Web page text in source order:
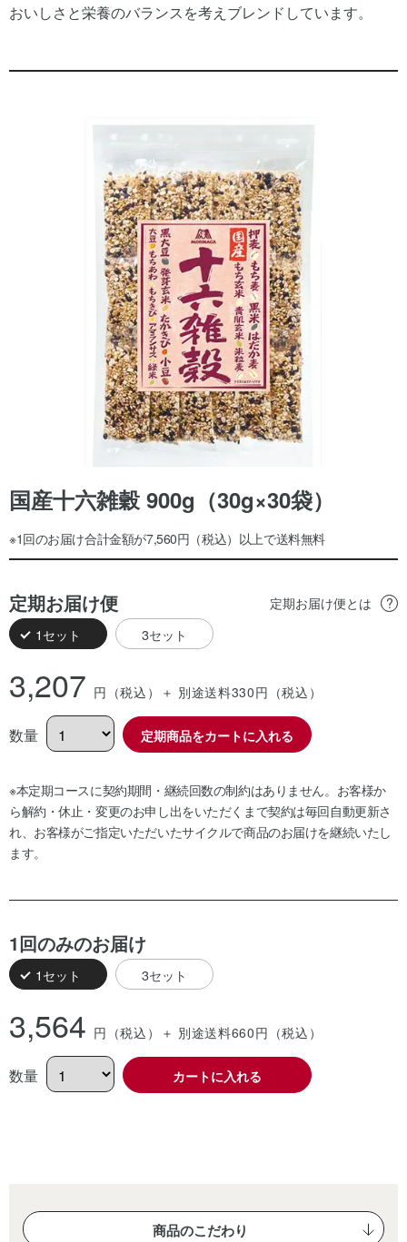
おいしさと栄養のバランスを考えブレンドしています。
国産十六雑穀 900g（30g×30袋）
※1回のお届け合計金額が7,560円（税込）以上で送料無料
定期お届け便 定期お届け便とは
1セット 3セット
3,207 円（税込） ＋ 別途送料330円（税込）
数量 定期商品をカートに入れる
※本定期コースに契約期間・継続回数の制約はありません。お客様か
ら解約・休止・変更のお申し出をいただくまで契約は毎回自動更新さ
れ、お客様がご指定いただいたサイクルで商品のお届けを継続いたし
ます。
1回のみのお届け
1セット 3セット
3,564 円（税込） ＋ 別途送料660円（税込）
数量 カートに入れる
商品のこだわり